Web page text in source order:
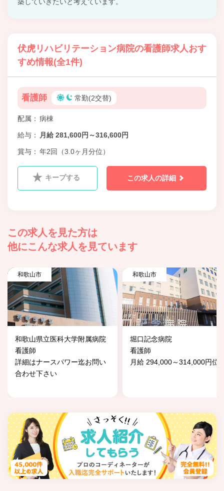
伏虎リハビリテーション病院の看護師求人おす
すめ情報(全1件)
看護師 常勤(2交替)
配属 病棟
給与 月給 281,600円～316,600円
賞与 年2回（3.0ヶ月分位）
キープする この求人の詳細
この求人を見た方は
他にこんな求人を見ています
和歌山市
和歌山県立医科大学附属病院
看護師
詳細はナースパワー迄お問い
合わせ下さい
和歌山市
堀口記念病院
看護師
月給 294,000～314,000円位